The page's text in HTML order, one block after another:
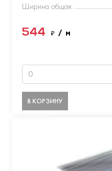
Ширина общая:
544 ₽ / м
В КОРЗИНУ